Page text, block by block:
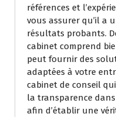
références et
vous assurer qu’il a
résultats probants.
cabinet comprend
peut fournir des
adaptées à votre
cabinet de conseil
la transparence
afin d’établir une